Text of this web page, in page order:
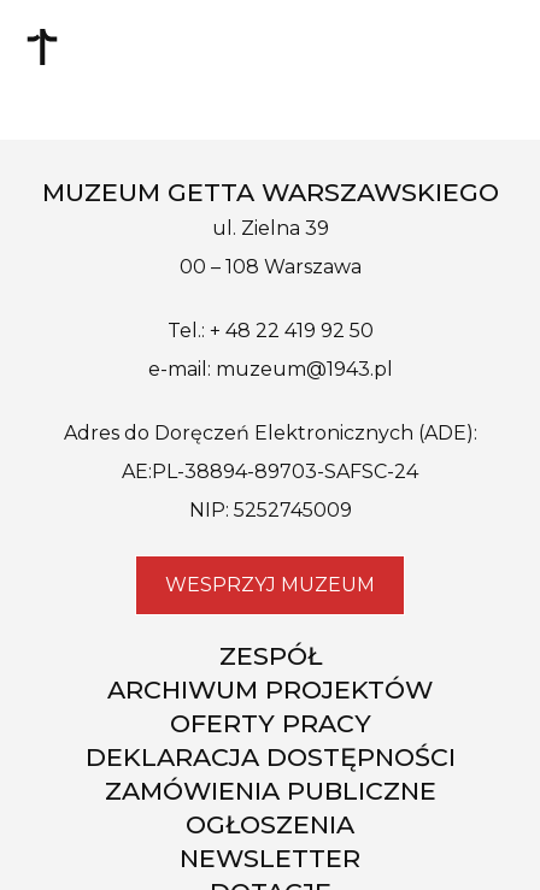
MUZEUM GETTA WARSZAWSKIEGO
ul. Zielna 39
00 – 108 Warszawa
Tel.: + 48 22 419 92 50
e-mail: muzeum@1943.pl
Adres do Doręczeń Elektronicznych (ADE):
AE:PL-38894-89703-SAFSC-24
NIP: 5252745009
WESPRZYJ MUZEUM
ZESPÓŁ
ARCHIWUM PROJEKTÓW
OFERTY PRACY
DEKLARACJA DOSTĘPNOŚCI
ZAMÓWIENIA PUBLICZNE
OGŁOSZENIA
NEWSLETTER